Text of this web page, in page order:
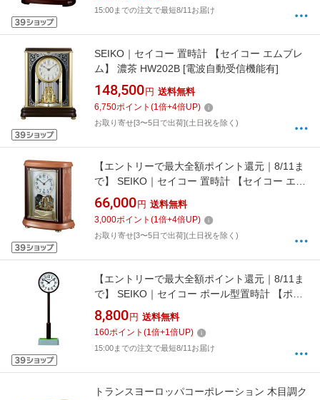
15:00までの注文で最短8/11お届け
SEIKO｜セイコー 置時計 【セイコー エムブレ
ム】 濃茶 HW202B [電波自動受信機能有]
148,500 円 送料無料
6,750ポイント (1倍+4倍UP)
お取り寄せ[3〜5日で出荷](土日祝を除く)
【エントリーで最大全額ポイント還元｜8/11ま
で】 SEIKO｜セイコー 置時計 【セイコー エム
ブレム】 [電波自動受信機能有]
66,000 円 送料無料
3,000ポイント (1倍+4倍UP)
お取り寄せ[3〜5日で出荷](土日祝を除く)
【エントリーで最大全額ポイント還元｜8/11ま
で】 SEIKO｜セイコー ポール型置時計 【ポー
ル型置時計】 濃茶色 BZ803B
8,800 円 送料無料
160ポイント (1倍+1倍UP)
15:00までの注文で最短8/11お届け
トランスヨーロッパコーポレーション 木目調ク